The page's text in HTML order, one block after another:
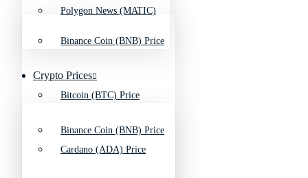
Binance Coin (BNB) Price
Bitcoin (BTC) Price
Cardano (ADA) Price
Polygon News (MATIC)
Crypto Prices
Binance Coin (BNB) Price